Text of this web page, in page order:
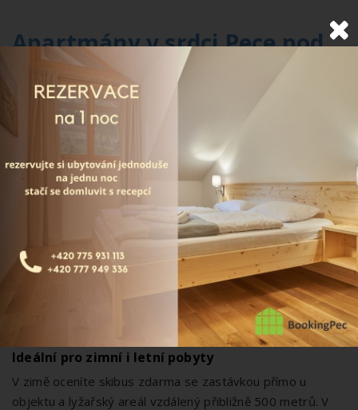
Apartmány v srdci Pece pod
Sněžkou
Výborná poloha v centru
centru Pece pod Sněžkou
. Díky tomu máte v blízkosti
restaurace, obchody, autobusové nádraží, skibus i
možnosti letních a zimních aktivit.
Pohodlné apartmány s kuchyňkou
Apartmány Lékařský dům nabízí praktické zázemí pro
hosty, kteří chtějí více soukromí a flexibility. Každý
vlastní kuchyňský kout, koupelnu s
toaletou, TV a satelitní příjem
Ideální pro zimní i letní pobyty
V zimě oceníte skibus zdarma se zastávkou přímo u
objektu a lyžařský areál vzdálený přibližně 500 metrů. V